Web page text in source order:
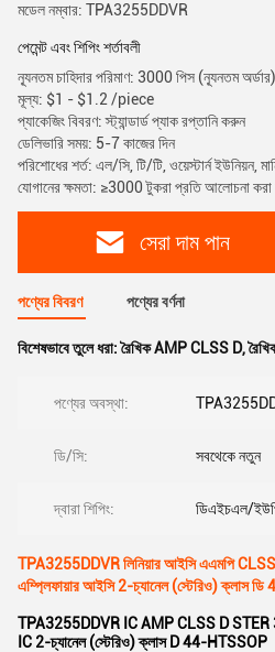
মডেল নম্বার: TPA3255DDVR
পেমেন্ট এবং শিপিং শর্তাবলী
ন্যূনতম চাহিদার পরিমাণ: 3000 পিস (ন্যূনতম অর্ডার)
মূল্য: $1 - $1.2 /piece
প্যাকেজিং বিবরণ: স্ট্যান্ডার্ড প্যাক রপ্তানি করুন
ডেলিভারি সময়: 5-7 কাজের দিন
পরিশোধের শর্ত: এল/সি, টি/টি, ওয়েস্টার্ন ইউনিয়ন,
যোগানের ক্ষমতা: ≥3000 টুকরা প্রতি আলোচনা করা
সেরা দাম পান
পণ্যের বিবরণ পণ্যের বর্ণনা
বিশেষভাবে তুলে ধরা:রৈখিক AMP CLSS D,
পণ্যের অবস্থা:
ডি/সি: সবথেকে নতুন
দ্বারা শিপিং: ডিএইচএল/
TPA3255DDVR লিনিয়ার আইসি এএমপি
এম্প্লিফায়ার আইসি 2-চ্যানেল (স্টেরিও) ক্লাস
TPA3255DDVR IC AMP CLSS D STER
IC 2-চ্যানেল (স্টেরিও) ক্লাস D 44-HTSSOP